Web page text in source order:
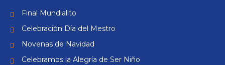
Final Mundialito
Celebración Día del Mestro
Novenas de Navidad
Celebramos la Alegría de Ser Niño